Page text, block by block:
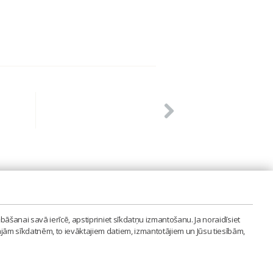
savā ierīcē, apstipriniet sīkdatņu izmantošanu. Ja noraidīsiet
sīkdatnēm, to ievāktajiem datiem, izmantotājiem un Jūsu tiesībām,